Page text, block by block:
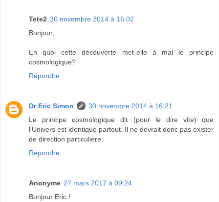
Tete2 30 novembre 2014 à 16:02
Bonjour,
En quoi cette découverte met-elle à mal le principe
cosmologique?
Répondre
Dr Eric Simon
30 novembre 2014 à 16:21
Le principe cosmologique dit (pour le dire vite) que
l'Univers est identique partout. Il ne devrait donc pas exister
de direction particulière.
Répondre
Anonyme 27 mars 2017 à 09:24
Bonjour Eric !